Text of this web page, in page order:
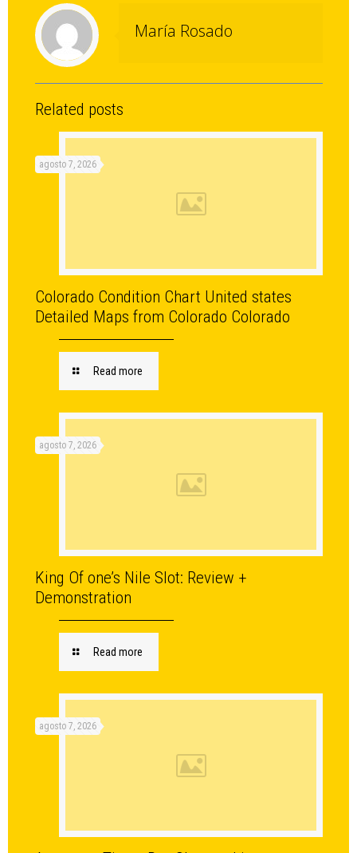
María Rosado
Related posts
agosto 7, 2026
Colorado Condition Chart United states
Detailed Maps from Colorado Colorado
Read more
agosto 7, 2026
King Of one’s Nile Slot: Review +
Demonstration
Read more
agosto 7, 2026